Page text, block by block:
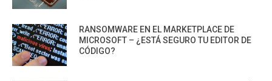
RANSOMWARE EN EL MARKETPLACE DE
MICROSOFT – ¿ESTÁ SEGURO TU EDITOR DE
CÓDIGO?